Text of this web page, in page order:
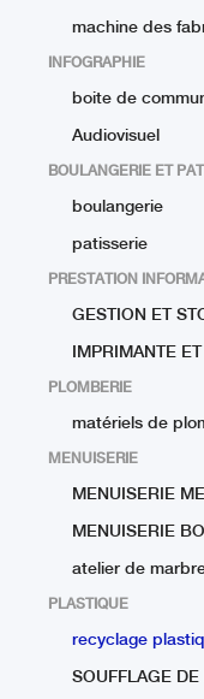
machine des
INFOGRAPHIE
boite de
Audiovisuel
BOULANGERIE ET
boulangerie
patisserie
PRESTATION
GESTION ET
IMPRIMANTE
PLOMBERIE
matériels de
MENUISERIE
MENUISERIE
MENUISERIE
atelier de
PLASTIQUE
recyclage
SOUFFLAGE